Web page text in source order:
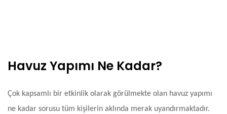
Havuz Yapımı Ne Kadar?
Çok kapsamlı bir etkinlik olarak görülmekte olan havuz yapımı
ne kadar sorusu tüm kişilerin aklında merak uyandırmaktadır.